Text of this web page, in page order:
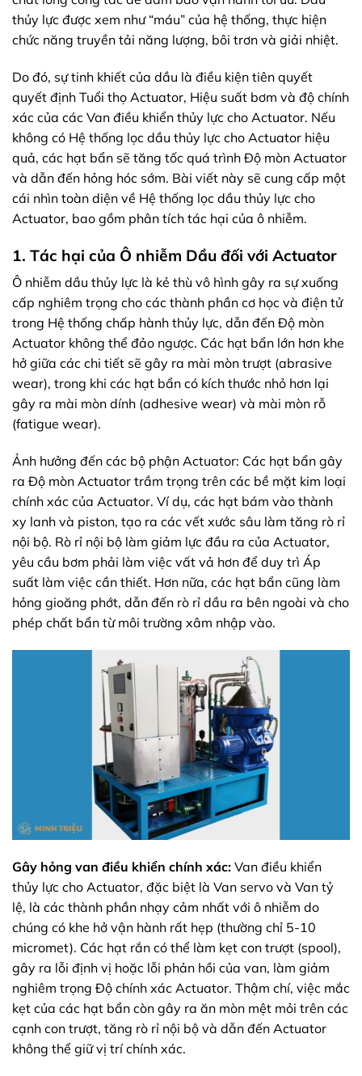
thủy lực được xem như “máu” của hệ thống, thực hiện
chức năng truyền tải năng lượng, bôi trơn và giải nhiệt.
Do đó, sự tinh khiết của dầu là điều kiện tiên quyết
quyết định Tuổi thọ Actuator, Hiệu suất bơm và độ chính
xác của các Van điều khiển thủy lực cho Actuator. Nếu
không có Hệ thống lọc dầu thủy lực cho Actuator hiệu
quả, các hạt bẩn sẽ tăng tốc quá trình Độ mòn Actuator
và dẫn đến hỏng hóc sớm. Bài viết này sẽ cung cấp một
cái nhìn toàn diện về Hệ thống lọc dầu thủy lực cho
Actuator, bao gồm phân tích tác hại của ô nhiễm.
1. Tác hại của Ô nhiễm Dầu đối với Actuator
Ô nhiễm dầu thủy lực là kẻ thù vô hình gây ra sự xuống
cấp nghiêm trọng cho các thành phần cơ học và điện tử
trong Hệ thống chấp hành thủy lực, dẫn đến Độ mòn
Actuator không thể đảo ngược. Các hạt bẩn lớn hơn khe
hở giữa các chi tiết sẽ gây ra mài mòn trượt (abrasive
wear), trong khi các hạt bẩn có kích thước nhỏ hơn lại
gây ra mài mòn dính (adhesive wear) và mài mòn rỗ
(fatigue wear).
Ảnh hưởng đến các bộ phận Actuator: Các hạt bẩn gây
ra Độ mòn Actuator trầm trọng trên các bề mặt kim loại
chính xác của Actuator. Ví dụ, các hạt bám vào thành
xy lanh và piston, tạo ra các vết xước sâu làm tăng rò rỉ
nội bộ. Rò rỉ nội bộ làm giảm lực đầu ra của Actuator,
yêu cầu bơm phải làm việc vất vả hơn để duy trì Áp
suất làm việc cần thiết. Hơn nữa, các hạt bẩn cũng làm
hỏng gioăng phớt, dẫn đến rò rỉ dầu ra bên ngoài và cho
phép chất bẩn từ môi trường xâm nhập vào.
Gây hỏng van điều khiển chính xác: Van điều khiển
thủy lực cho Actuator, đặc biệt là Van servo và Van tỷ
lệ, là các thành phần nhạy cảm nhất với ô nhiễm do
chúng có khe hở vận hành rất hẹp (thường chỉ 5-10
micromet). Các hạt rắn có thể làm kẹt con trượt (spool),
gây ra lỗi định vị hoặc lỗi phản hồi của van, làm giảm
nghiêm trọng Độ chính xác Actuator. Thậm chí, việc mắc
kẹt của các hạt bẩn còn gây ra ăn mòn mệt mỏi trên các
cạnh con trượt, tăng rò rỉ nội bộ và dẫn đến Actuator
không thể giữ vị trí chính xác.